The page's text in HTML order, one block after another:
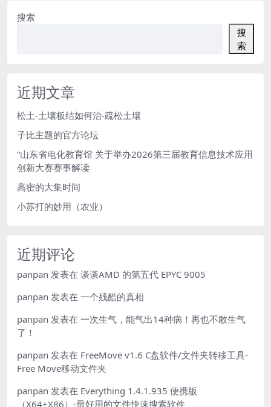
搜索
搜
索
近期文章
松土-土壤板结如何治-疏松土壤
子比主题的官方论坛
“山东省电化教育馆 关于举办2026第三届教育信息技术应用
创新大赛赛事解读
高密的大集时间
小苏打的妙用（农业）
近期评论
panpan 发表在 谈谈AMD 的第五代 EPYC 9005
panpan 发表在 一个残酷的真相
panpan 发表在 一次生气，能气出14种病！再也不敢生气
了！
panpan 发表在 FreeMove v1.6 C盘软件/文件夹转移工具-
Free Move移动文件夹
panpan 发表在 Everything 1.4.1.935 便携版
（X64+X86）-最好用的文件快速搜索软件